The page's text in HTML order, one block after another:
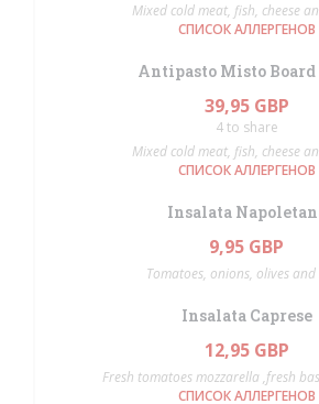
Mixed cold meat, fish, cheese
СПИСОК АЛЛЕРГЕНОВ
Antipasto Misto Board
39,95 GBP
4 to share
Mixed cold meat, fish, cheese
СПИСОК АЛЛЕРГЕНОВ
Insalata
9,95 GBP
Tomatoes, onions, olives
Insalata Caprese
12,95 GBP
Fresh tomatoes mozzarella ,fresh
СПИСОК АЛЛЕРГЕНОВ